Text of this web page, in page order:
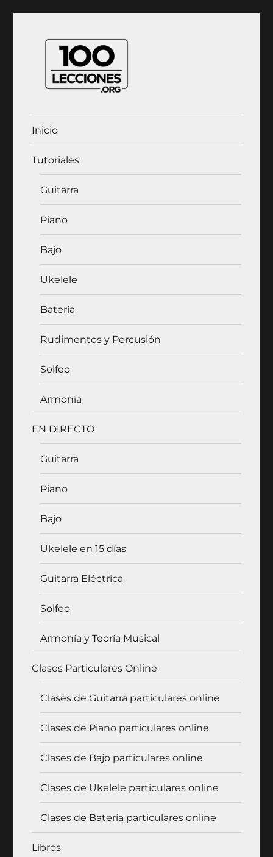
100Lecciones.Org
Inicio
Tutoriales
Guitarra
Piano
Bajo
Ukelele
Batería
Rudimentos y Percusión
Solfeo
Armonía
EN DIRECTO
Guitarra
Piano
Bajo
Ukelele en 15 días
Guitarra Eléctrica
Solfeo
Armonía y Teoría Musical
Clases Particulares Online
Clases de Guitarra particulares online
Clases de Piano particulares online
Clases de Bajo particulares online
Clases de Ukelele particulares online
Clases de Batería particulares online
Libros